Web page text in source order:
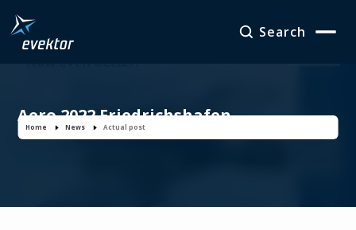
Search
Aero 2022 Friedrichshafen
Home News Actual post